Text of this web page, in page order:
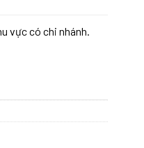
vực có chi nhánh.